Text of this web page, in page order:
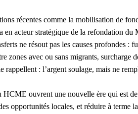
récentes comme la mobilisation de
en acteur stratégique de la refondation du
ne résout pas les causes profondes :
zones avec ou sans migrants, surcharge
: l’argent soulage, mais ne
ouvrent une nouvelle ère qui est
opportunités locales, et réduire à terme